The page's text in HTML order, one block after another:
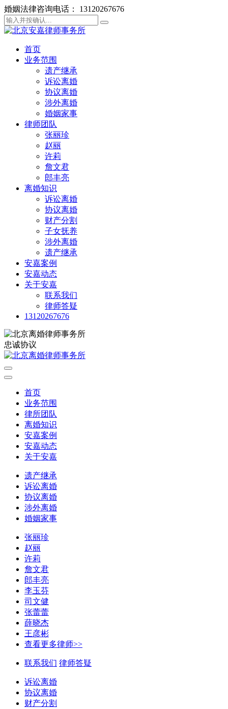
婚姻法律咨询电话： 13120267676
首页
业务范围
遗产继承
诉讼离婚
协议离婚
涉外离婚
婚姻家事
律师团队
张丽珍
赵丽
许莉
詹文君
郎丰亮
离婚知识
诉讼离婚
协议离婚
财产分割
子女抚养
涉外离婚
遗产继承
安嘉案例
安嘉动态
关于安嘉
联系我们
律师答疑
13120267676
忠诚协议
首页
业务范围
律所团队
离婚知识
安嘉案例
安嘉动态
关于安嘉
遗产继承
诉讼离婚
协议离婚
涉外离婚
婚姻家事
张丽珍
赵丽
许莉
詹文君
郎丰亮
李玉芬
司文健
张蕾蕾
薛晓杰
王彦彬
查看更多律师>>
联系我们 律师答疑
诉讼离婚
协议离婚
财产分割